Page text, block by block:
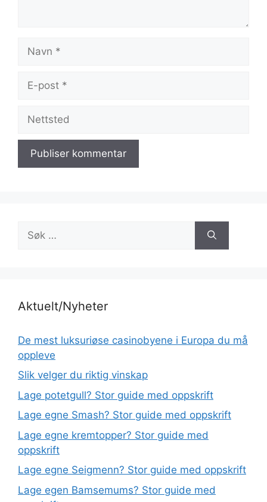
post
etter:
Aktuelt/Nyheter
De mest luksuriøse casinobyene i Europa du må
oppleve
Slik velger du riktig vinskap
Lage potetgull? Stor guide med oppskrift
Lage egne Smash? Stor guide med oppskrift
Lage egne kremtopper? Stor guide med
oppskrift
Lage egne Seigmenn? Stor guide med oppskrift
Lage egen Bamsemums? Stor guide med